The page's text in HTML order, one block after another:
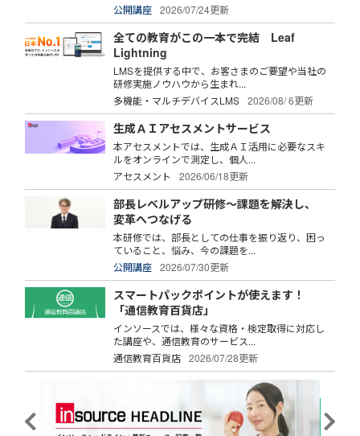
公開講座
2026/07/24更新
全ての教育がこの一本で完結 Leaf
Lightning
LMSを提供する中で、お客さまのご要望や当社の
研修実施ノウハウから生まれ...
多機能・マルチデバイスLMS
2026/08/ 6更新
生成ＡＩアセスメントサービス
本アセスメントでは、生成ＡＩ活用に必要なスキ
ルをオンラインで測定し、個人...
アセスメント
2026/06/18更新
部長レベルアップ研修～課題を解決し、
変革へつなげる
本研修では、部長としての仕事を振り返り、困っ
ていること、悩み、今の課題を...
公開講座
2026/07/30更新
スマートパックポイントが使えます！
「通信教育百貨店」
インソースでは、様々な資格・検定取得に対応し
た講座や、通信教育のサービス...
通信教育百貨店
2026/07/28更新